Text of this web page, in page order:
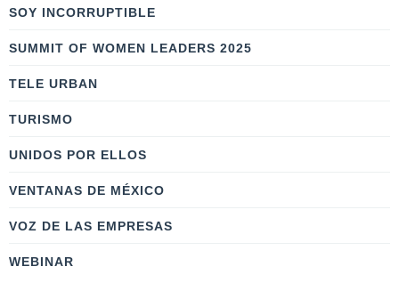
SOY INCORRUPTIBLE
SUMMIT OF WOMEN LEADERS 2025
TELE URBAN
TURISMO
UNIDOS POR ELLOS
VENTANAS DE MÉXICO
VOZ DE LAS EMPRESAS
WEBINAR